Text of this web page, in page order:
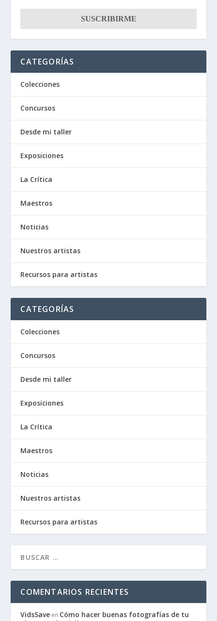
CATEGORÍAS
Colecciones
Concursos
Desde mi taller
Exposiciones
La Crítica
Maestros
Noticias
Nuestros artistas
Recursos para artistas
CATEGORÍAS
Colecciones
Concursos
Desde mi taller
Exposiciones
La Crítica
Maestros
Noticias
Nuestros artistas
Recursos para artistas
COMENTARIOS RECIENTES
VidsSave en Cómo hacer buenas fotografías de tu